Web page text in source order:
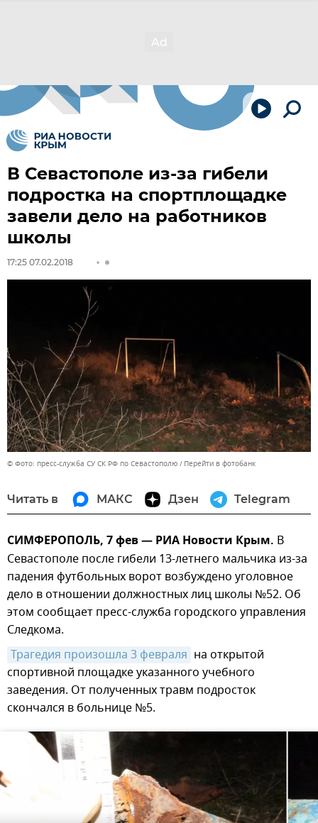
В Севастополе из-за гибели
подростка на спортплощадке
завели дело на работников
школы
17:25 07.02.2018
© Фото: пресс-служба СУ СК РФ по Севастополю Перейти в фотобанк
Читать в МАКС Дзен Telegram
СИМФЕРОПОЛЬ, 7 фев — РИА Новости Крым. В
Севастополе после гибели 13-летнего мальчика из-за
падения футбольных ворот возбуждено уголовное
дело в отношении должностных лиц школы №52. Об
этом сообщает пресс-служба городского управления
Следкома.
Трагедия произошла 3 февраля на открытой
спортивной площадке указанного учебного
заведения. От полученных травм подросток
скончался в больнице №5.